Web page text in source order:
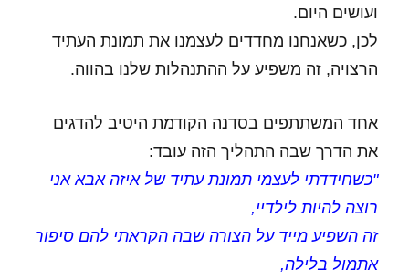
ועושים היום.
לכן, כשאנחנו מחדדים לעצמנו את תמונת העתיד
הרצויה, זה משפיע על ההתנהלות שלנו בהווה.
אחד המשתתפים בסדנה הקודמת היטיב להדגים
את הדרך שבה התהליך הזה עובד:
"כשחידדתי לעצמי תמונת עתיד של איזה אבא אני
רוצה להיות לילדיי,
זה השפיע מייד על הצורה שבה הקראתי להם סיפור
אתמול בלילה,